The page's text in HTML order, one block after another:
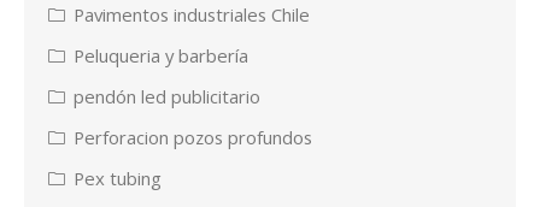
Pavimentos industriales Chile
Peluqueria y barbería
pendón led publicitario
Perforacion pozos profundos
Pex tubing